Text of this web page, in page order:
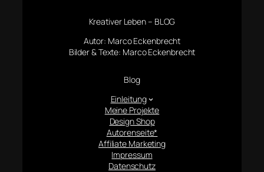
Kreativer Leben – BLOG
Autor: Marco Eckenbrecht
Bilder & Texte: Marco Eckenbrecht
Blog
Einleitung
Meine Projekte
Design Shop
Autorenseite*
Affiliate Marketing
Impressum
Datenschutz